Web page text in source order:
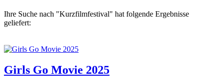
Ihre Suche nach "Kurzfilmfestival" hat folgende Ergebnisse
geliefert:
Girls Go Movie 2025